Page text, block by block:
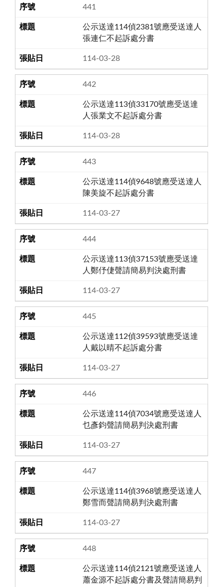
441
公示送達114偵2381號應受送達人
張連仁不起訴處分書
114-03-28
442
公示送達113偵33170號應受送達
人張業文不起訴處分書
114-03-28
443
公示送達114偵9648號應受送達人
陳美旋不起訴處分書
114-03-27
444
公示送達113偵37153號應受送達
人鄭伃倢聲請簡易判決處刑書
114-03-27
445
公示送達112偵39593號應受送達
人戴以晴不起訴處分書
114-03-27
446
公示送達114偵7034號應受送達人
乜彥鈞聲請簡易判決處刑書
114-03-27
447
公示送達114偵3968號應受送達人
鄭雪而聲請簡易判決處刑書
114-03-27
448
公示送達114偵2121號應受送達人
蕭金源不起訴處分書及聲請簡易判